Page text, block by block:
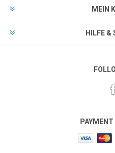
MEIN
HILFE &